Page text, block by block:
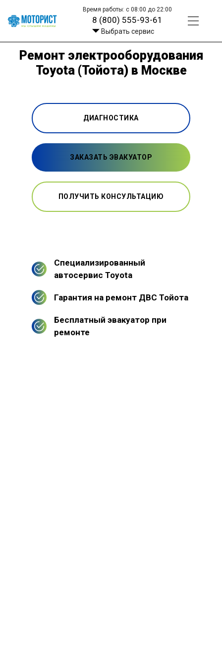
Время работы: с 08:00 до 22:00
8 (800) 555-93-61
Выбрать сервис
Ремонт электрооборудования
Toyota (Тойота) в Москве
ДИАГНОСТИКА
ЗАКАЗАТЬ ЭВАКУАТОР
ПОЛУЧИТЬ КОНСУЛЬТАЦИЮ
Специализированный
автосервис Toyota
Гарантия на ремонт ДВС Тойота
Бесплатный эвакуатор при
ремонте